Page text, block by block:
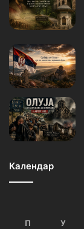
Календар
П У